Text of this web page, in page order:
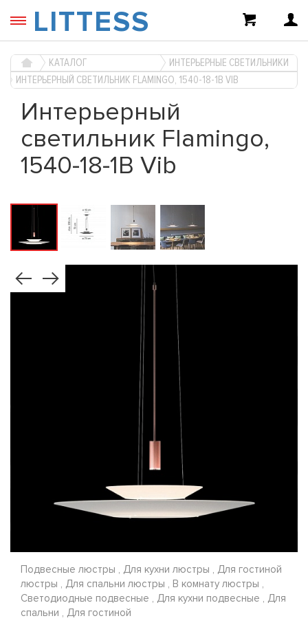
LITTESS
КАТАЛОГ
ИНТЕРЬЕРНЫЕ СВЕТИЛЬНИКИ
ИНТЕРЬЕРНЫЙ СВЕТИЛЬНИК FLAMINGO, 1540-18-1B VIB
Интерьерный
светильник Flamingo,
1540-18-1B Vib
Подвесные люстры , Для кухни люстры , Для гостиной
люстры , Для спальни люстры , В комнату люстры ,
Светодиодные подвесные , Для кухни подвесные , Для
спальни , Для гостиной